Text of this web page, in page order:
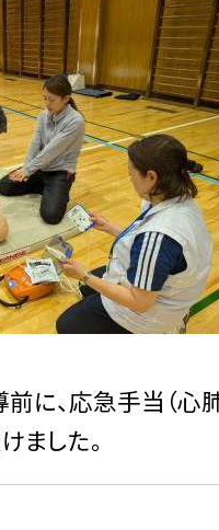
に、応急手当（心
ました。